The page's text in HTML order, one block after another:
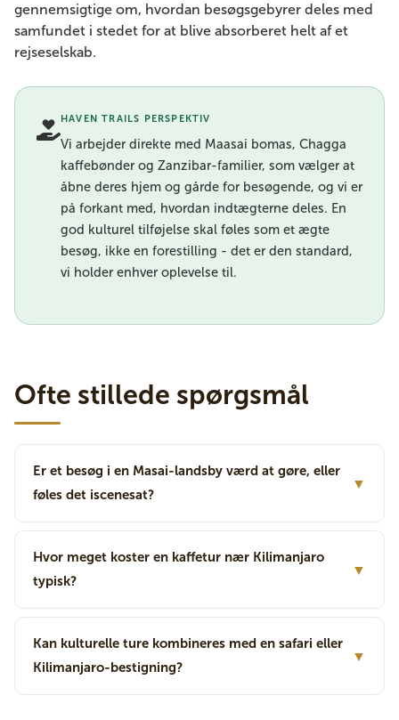
gennemsigtige om, hvordan besøgsgebyrer deles med
samfundet i stedet for at blive absorberet helt af et
rejseselskab.
HAVEN TRAILS PERSPEKTIV
Vi arbejder direkte med Maasai bomas, Chagga
kaffebønder og Zanzibar-familier, som vælger at
åbne deres hjem og gårde for besøgende, og vi er
på forkant med, hvordan indtægterne deles. En
god kulturel tilføjelse skal føles som et ægte
besøg, ikke en forestilling - det er den standard,
vi holder enhver oplevelse til.
Ofte stillede spørgsmål
Er et besøg i en Masai-landsby værd at gøre, eller
føles det iscenesat?
▼
Hvor meget koster en kaffetur nær Kilimanjaro
typisk?
▼
Kan kulturelle ture kombineres med en safari eller
Kilimanjaro-bestigning?
▼